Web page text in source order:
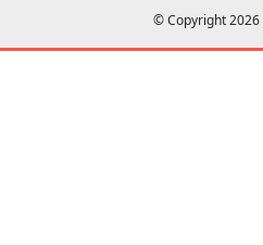
© Copyright 2026